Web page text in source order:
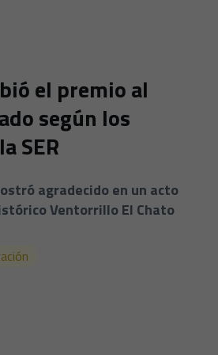
el premio al
según los
SER
agradecido en un acto
Ventorrillo El Chato